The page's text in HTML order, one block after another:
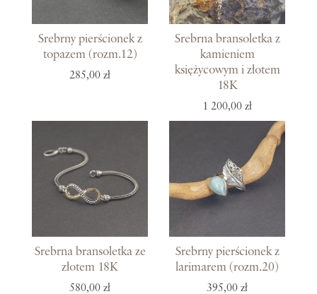
Srebrny pierścionek z
topazem (rozm.12)
285,00 zł
Srebrna bransoletka z
kamieniem
księżycowym i złotem
18K
1 200,00 zł
Srebrna bransoletka ze
złotem 18K
580,00 zł
Srebrny pierścionek z
larimarem (rozm.20)
395,00 zł